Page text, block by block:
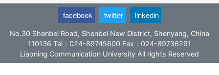
No.30 Shenbei Road, Shenbei New District, Shenyang, China
110136 Tel：024-89745600 Fax：024-89736291
Liaoning Communication University All rights Reserved
facebook twitter linkedin